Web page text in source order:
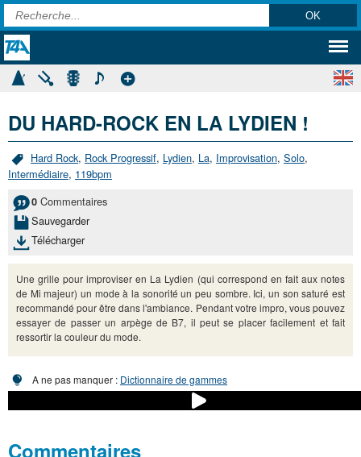
DU HARD-ROCK EN LA LYDIEN !
Hard Rock, Rock Progressif, Lydien, La, Improvisation, Solo,
Intermédiaire, 119bpm
0 Commentaires
Sauvegarder
Télécharger
Une grille pour improviser en La Lydien (qui correspond en fait aux notes
de Mi majeur) un mode à la sonorité un peu sombre. Ici, un son saturé est
recommandé pour être dans l'ambiance. Pendant votre impro, vous pouvez
essayer de passer un arpège de B7, il peut se placer facilement et fait
ressortir la couleur du mode.
A ne pas manquer : Dictionnaire de gammes
Commentaires